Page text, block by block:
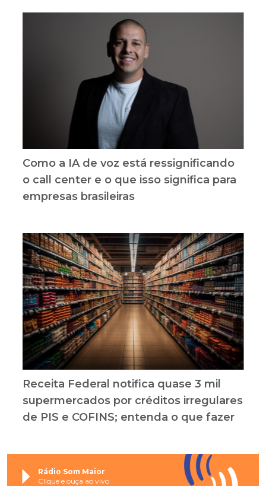
Como a IA de voz está ressignificando
o call center e o que isso significa para
empresas brasileiras
Receita Federal notifica quase 3 mil
supermercados por créditos irregulares
de PIS e COFINS; entenda o que fazer
Rádio Som Maior
Clique e ouça ao vivo